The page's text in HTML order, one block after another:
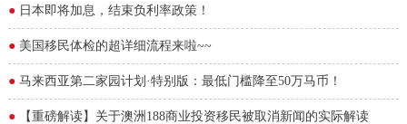
●日本即将加息，结束负利率政策！
●美国移民体检的超详细流程来啦~~
●马来西亚第二家园计划·特别版：最低门槛降至50万马币！
●【重磅解读】关于澳洲188商业投资移民被取消新闻的实际解读